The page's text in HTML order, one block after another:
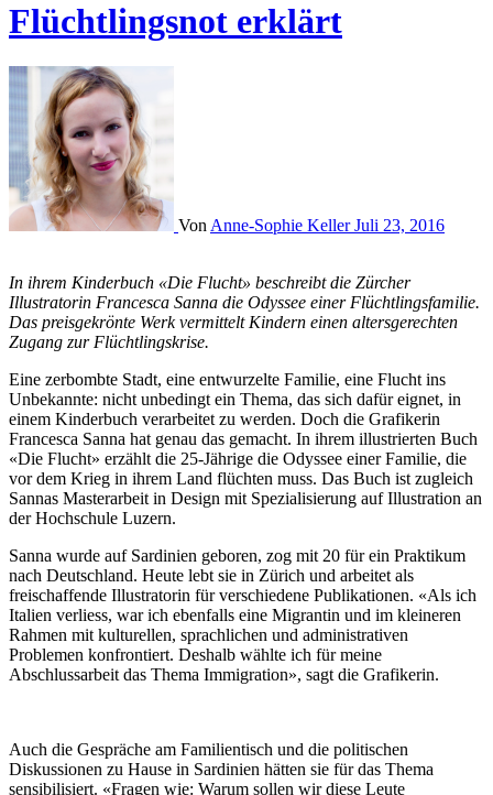
Flüchtlingsnot erklärt
Von Anne-Sophie KellerJuli 23, 2016
In ihrem Kinderbuch «Die Flucht» beschreibt die Zürcher
Illustratorin Francesca Sanna die Odyssee einer Flüchtlingsfamilie.
Das preisgekrönte Werk vermittelt Kindern einen altersgerechten
Zugang zur Flüchtlingskrise.
Eine zerbombte Stadt, eine entwurzelte Familie, eine Flucht ins
Unbekannte: nicht unbedingt ein Thema, das sich dafür eignet, in
einem Kinderbuch verarbeitet zu werden. Doch die Grafikerin
Francesca Sanna hat genau das gemacht. In ihrem illustrierten Buch
«Die Flucht» erzählt die 25-Jährige die Odyssee einer Familie, die
vor dem Krieg in ihrem Land flüchten muss. Das Buch ist zugleich
Sannas Masterarbeit in Design mit Spezialisierung auf Illustration an
der Hochschule Luzern.
Sanna wurde auf Sardinien geboren, zog mit 20 für ein Praktikum
nach Deutschland. Heute lebt sie in Zürich und arbeitet als
freischaffende Illustratorin für verschiedene Publikationen. «Als ich
Italien verliess, war ich ebenfalls eine Migrantin und im kleineren
Rahmen mit kulturellen, sprachlichen und administrativen
Problemen konfrontiert. Deshalb wählte ich für meine
Abschlussarbeit das Thema Immigration», sagt die Grafikerin.
Auch die Gespräche am Familientisch und die politischen
Diskussionen zu Hause in Sardinien hätten sie für das Thema
sensibilisiert. «Fragen wie: Warum sollen wir diese Leute